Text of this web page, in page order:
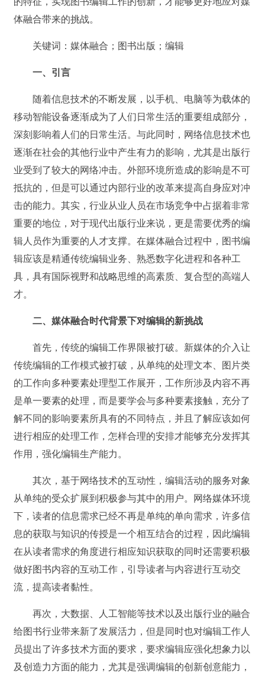
体融合带来的挑战。
关键词：媒体融合；图书出版；编辑
一、引言
随着信息技术的不断发展，以手机、电脑等为载体的
移动智能设备逐渐成为了人们日常生活的重要组成部分，
深刻影响着人们的日常生活。与此同时，网络信息技术也
逐渐在社会的其他行业中产生有力的影响，尤其是出版行
业受到了较大的网络冲击。外部环境所造成的影响是不可
抵抗的，但是可以通过内部行业的改革来提高自身应对冲
击的能力。其实，行业从业人员在市场竞争中占据着非常
重要的地位，对于现代出版行业来说，更是需要优秀的编
辑人员作为重要的人才支撑。在媒体融合过程中，图书编
辑应该是精通传统编辑业务、熟悉数字化进程和各种工
具，具有国际视野和战略思维的高素质、复合型的高端人
才。
二、媒体融合时代背景下对编辑的新挑战
首先，传统的编辑工作界限被打破。新媒体的介入让
传统编辑的工作模式被打破，从单纯的处理文本、图片类
的工作向多种要素处理型工作展开，工作所涉及内容不再
是单一要素的处理，而是要学会与多种要素接触，充分了
解不同的影响要素所具有的不同特点，并且了解应该如何
进行相应的处理工作，怎样合理的安排才能够充分发挥其
作用，强化编辑生产能力。
其次，基于网络技术的互动性，编辑活动的服务对象
从单纯的受众扩展到积极参与其中的用户。网络媒体环境
下，读者的信息需求已经不再是单纯的单向需求，许多信
息的获取与知识的传授是一个相互结合的过程，因此编辑
在从读者需求的角度进行相应知识获取的同时还需要积极
做好图书内容的互动工作，引导读者与内容进行互动交
流，提高读者黏性。
再次，大数据、人工智能等技术以及出版行业的融合
给图书行业带来新了发展活力，但是同时也对编辑工作人
员提出了许多技术方面的要求，要求编辑应强化想象力以
及创造力方面的能力，尤其是强调编辑的创新创意能力，